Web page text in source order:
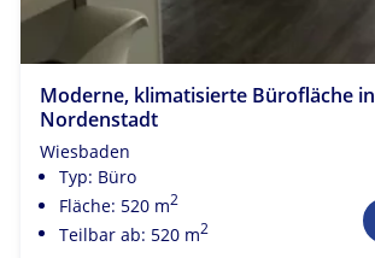
Moderne, klimatisierte Bürofläche in
Nordenstadt
Wiesbaden
Typ: Büro
Fläche: 520 m2
Teilbar ab: 520 m2